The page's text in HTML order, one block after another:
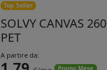
Top Seller
SOLVY CANVAS 260
PET
A partire da: